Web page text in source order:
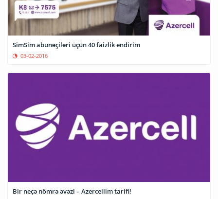
SimSim abunəçiləri üçün 40 faizlik endirim
03-02-2016
Bir neçə nömrə əvəzi – Azercellim tarifi!